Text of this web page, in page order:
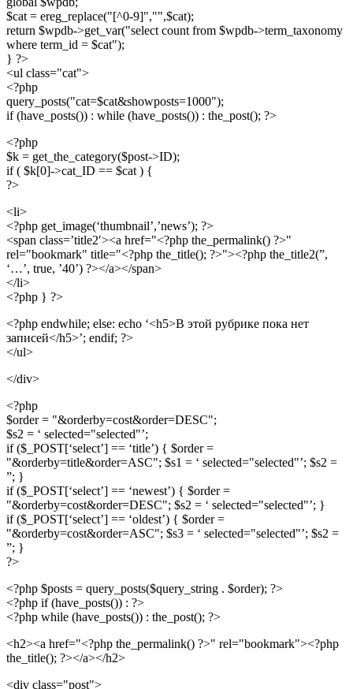
$cat = ereg_replace("[^0-9]","",$cat);
return $wpdb->get_var("select count from $wpdb->term_taxonomy
where term_id = $cat");
} ?>
<ul class="cat">
<?php
query_posts("cat=$cat&showposts=1000");
if (have_posts()) : while (have_posts()) : the_post(); ?>
<?php
$k = get_the_category($post->ID);
if ( $k[0]->cat_ID == $cat ) {
?>
<li>
<?php get_image(‘thumbnail’,’news’); ?>
<span class=’title2′><a href="<?php the_permalink() ?>"
rel="bookmark" title="<?php the_title(); ?>"><?php the_title2(”,
‘…’, true, ’40’) ?></a></span>
</li>
<?php } ?>
<?php endwhile; else: echo ‘<h5>В этой рубрике пока нет
записей</h5>’; endif; ?>
</ul>
</div>
<?php
$order = "&orderby=cost&order=DESC";
$s2 = ‘ selected="selected"’;
if ($_POST[‘select’] == ‘title’) { $order =
"&orderby=title&order=ASC"; $s1 = ‘ selected="selected"’; $s2 =
”; }
if ($_POST[‘select’] == ‘newest’) { $order =
"&orderby=cost&order=DESC"; $s2 = ‘ selected="selected"’; }
if ($_POST[‘select’] == ‘oldest’) { $order =
"&orderby=cost&order=ASC"; $s3 = ‘ selected="selected"’; $s2 =
”; }
?>
<?php $posts = query_posts($query_string . $order); ?>
<?php if (have_posts()) : ?>
<?php while (have_posts()) : the_post(); ?>
<h2><a href="<?php the_permalink() ?>" rel="bookmark"><?php
the_title(); ?></a></h2>
<div class="post">